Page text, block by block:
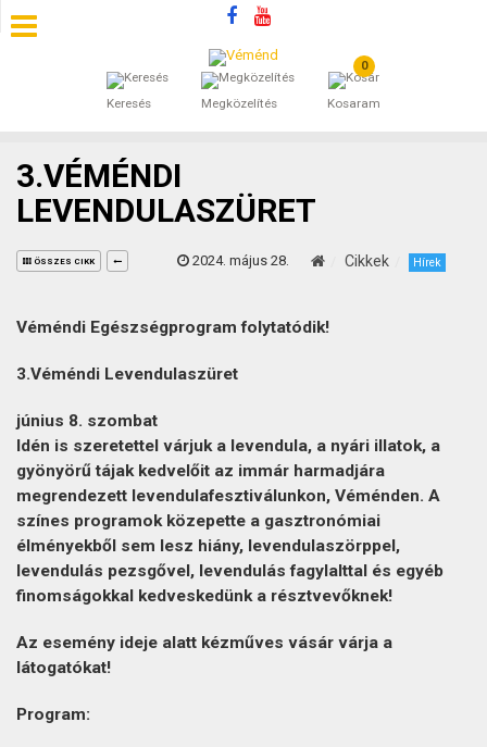
Keresés Megközelítés
0
Kosaram
SZÁLLÁSOK
ÁLTALÁNOS SZERZŐDÉSI FELTÉTELEK
KINCSES BARANYA VÉMÉND
3.VÉMÉNDI
LEVENDULASZÜRET
ÖSSZES CIKK 2024. május 28. Cikkek Hírek
Véméndi Egészségprogram folytatódik!
3.Véméndi Levendulaszüret
június 8. szombat
Idén is szeretettel várjuk a levendula, a nyári illatok, a
gyönyörű tájak kedvelőit az immár harmadjára
megrendezett levendulafesztiválunkon, Véménden. A
színes programok közepette a gasztronómiai
élményekből sem lesz hiány, levendulaszörppel,
levendulás pezsgővel, levendulás fagylalttal és egyéb
finomságokkal kedveskedünk a résztvevőknek!
Az esemény ideje alatt kézműves vásár várja a
látogatókat!
Program: